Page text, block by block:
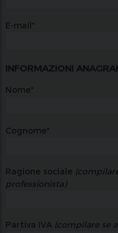
E-mail*
INFORMAZIONI
Nome*
Cognome*
Ragione sociale
professionista)
Partiva IVA (compilare se